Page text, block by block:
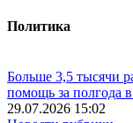
Политика
Больше 3,5 тысячи
помощь за полгода
29.07.2026 15:02